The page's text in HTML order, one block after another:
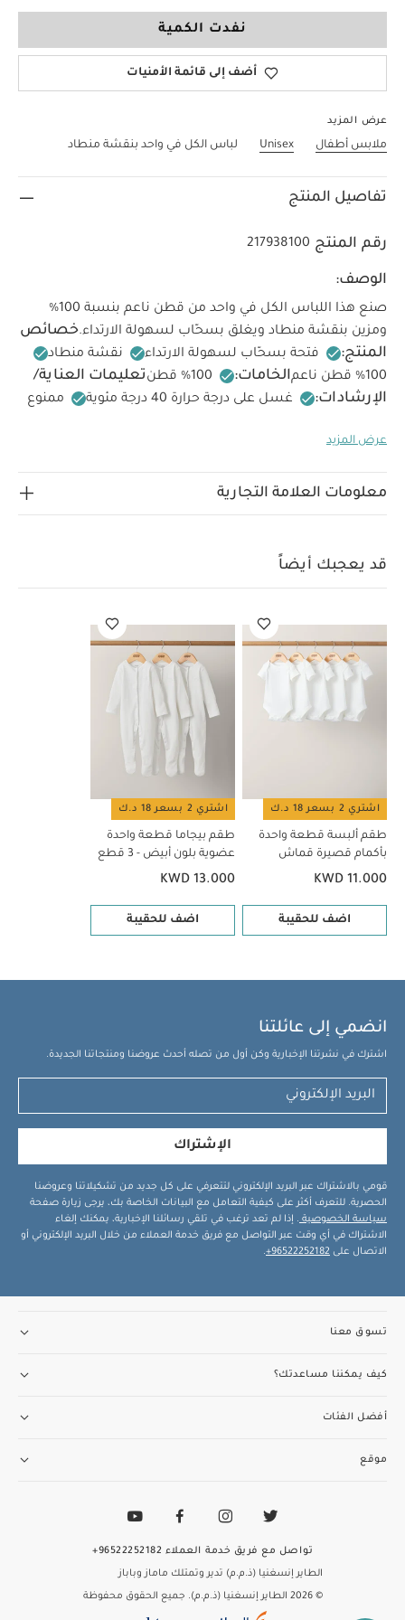
نفدت الكمية
أضف إلى قائمة الأمنيات
عرض المزيد
ملابس أطفال Unisex لباس الكل في واحد بنقشة منطاد
تفاصيل المنتج
رقم المنتج 217938100
الوصف:
صنع هذا اللباس الكل في واحد من قطن ناعم بنسبة 100‏‏%‏‏
ومزين بنقشة منطاد ويغلق بسحّاب لسهولة الارتداء.خصائص
المنتج:
فتحة بسحّاب لسهولة الارتداء
نقشة منطاد
الخامات: 100‏‏%‏‏ قطن
تعليمات العناية/
الإرشادات:
غسل على درجة حرارة 40 درجة مئوية
ممنوع
على درجة حرارة منخفضة
أيضاً: طقم ألبسة قطعة واحدة بأكمام قصيرة قماش عضوي بلون أبيض
عرض المزيد
معلومات العلامة التجارية
قد يعجبك أيضاً
اشتري 2 بسعر 18 د.ك
طقم ألبسة قطعة واحدة
بأكمام قصيرة قماش
عضوي بلون أبيض - 5 قطع
KWD 11.000
اضف للحقيبة
اشتري 2 بسعر 18 د.ك
طقم بيجاما قطعة واحدة
عضوية بلون أبيض - 3 قطع
KWD 13.000
اضف للحقيبة
انضمي إلى عائلتنا
اشترك في نشرتنا الإخبارية وكن أول من تصله أحدث عروضنا ومنتجاتنا الجديدة.
الإشتراك
قومي بالاشتراك عبر البريد الإلكتروني لتتعرفي على كل جديد من تشكيلاتنا وعروضنا
الحصرية. للتعرف أكثر على كيفية التعامل مع البيانات الخاصة بك، يرجى زيارة صفحة
سياسة الخصوصية . إذا لم تعد ترغب في تلقي رسائلنا الإخبارية، يمكنك إلغاء
الاشتراك في أي وقت عبر التواصل مع فريق خدمة العملاء من خلال البريد الإلكتروني أو
الاتصال على 96522252182+
.
تسوق معنا
كيف يمكننا مساعدتك؟
أفضل الفئات
موقع
الطاير إنسغنيا (ذ.م.م) تدير وتمتلك ماماز وباباز
© 2026 الطاير إنسغنيا (ذ.م.م). جميع الحقوق محفوظة
تواصل مع فريق خدمة العملاء 96522252182+